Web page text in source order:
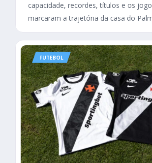
capacidade, recordes, títulos e os
marcaram a trajetória da casa do
FUTEBOL